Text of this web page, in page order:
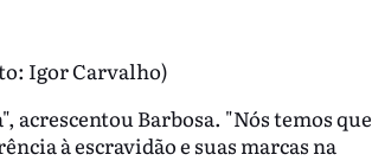
Igor Carvalho)
acrescentou Barbosa. "Nós temos que
à escravidão e suas marcas na